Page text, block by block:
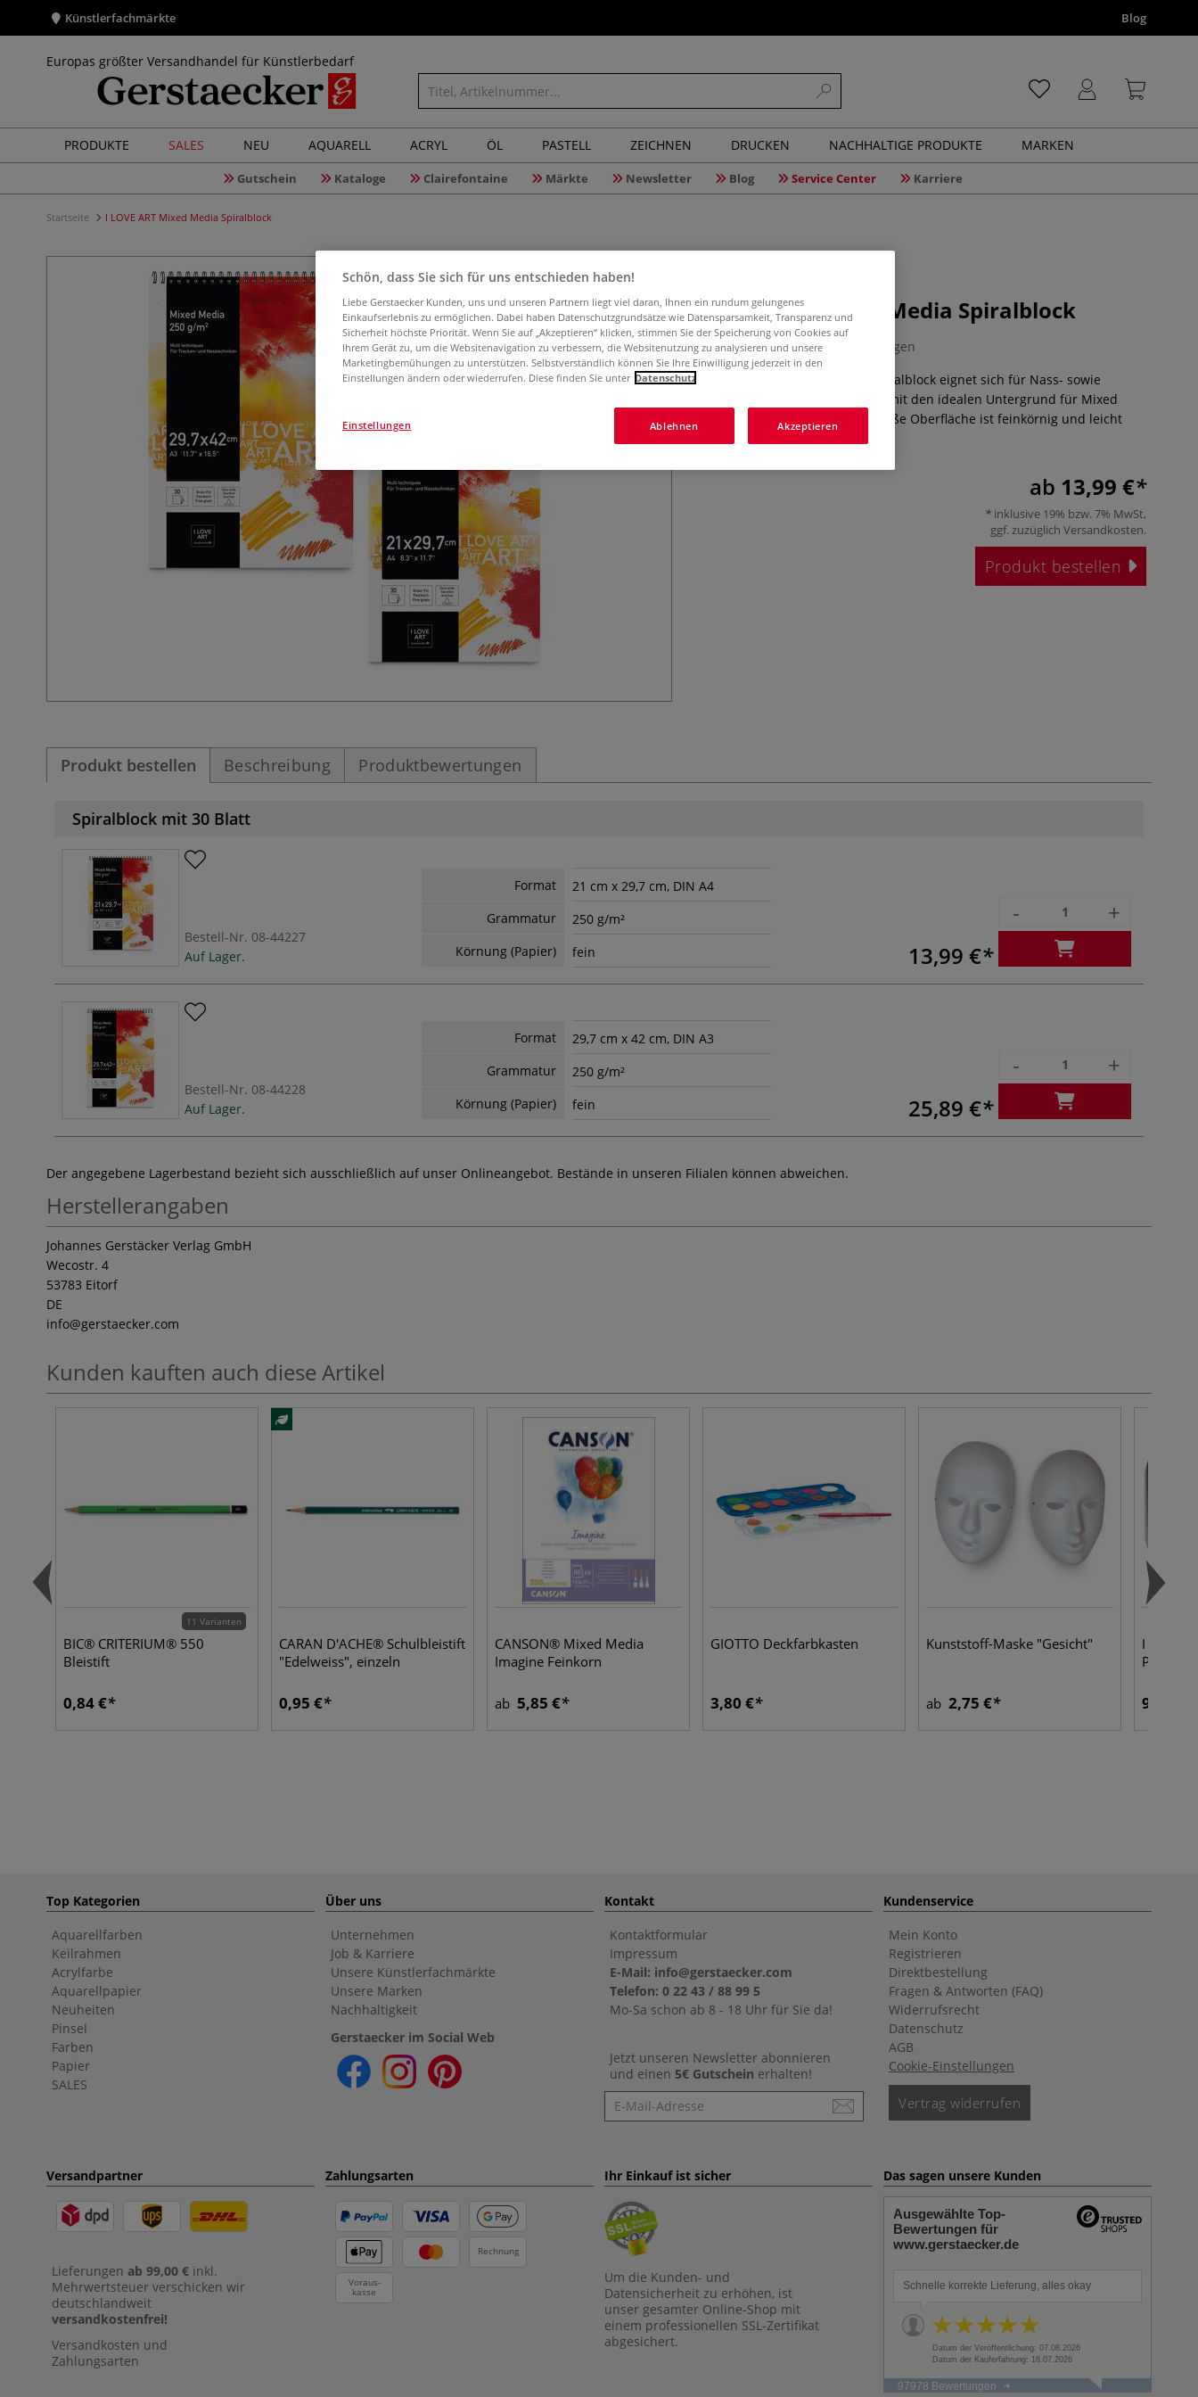
Künstlerfachmärkte Blog
Europas größter Versandhandel für Künstlerbedarf
PRODUKTE SALES NEU AQUARELL ACRYL ÖL PASTELL ZEICHNEN DRUCKEN NACHHALTIGE PRODUKTE MARKEN
Gutschein Kataloge Clairefontaine Märkte Newsletter Blog Service Center Karriere
Startseite I LOVE ART Mixed Media Spiralblock
I LOVE ART Mixed Media Spiralblock
3 Bewertungen
Der I LOVE ART Mixed Media Spiralblock eignet sich für Nass- sowie
Trockentechniken und liefert damit den idealen Untergrund für Mixed
Media Kunstwerke. Die naturweiße Oberfläche ist feinkörnig und leicht
strukturiert.
Mehr
ab 13,99 €
inklusive 19% bzw. 7% MwSt,
ggf. zuzüglich Versandkosten.
Produkt bestellen
Produkt bestellen Beschreibung Produktbewertungen
Spiralblock mit 30 Blatt
Bestell-Nr. 08-44227
Auf Lager.
Format
21 cm x 29,7 cm, DIN A4
Grammatur
250 g/m²
Körnung (Papier)
fein 13,99 €
- +
Bestell-Nr. 08-44228
Auf Lager.
Format
29,7 cm x 42 cm, DIN A3
Grammatur
250 g/m²
Körnung (Papier)
fein 25,89 €
- +
Der angegebene Lagerbestand bezieht sich ausschließlich auf unser Onlineangebot. Bestände in unseren Filialen können abweichen.
Herstellerangaben
Johannes Gerstäcker Verlag GmbH
Wecostr. 4
53783 Eitorf
DE
info@gerstaecker.com
Kunden kauften auch diese Artikel
11 Varianten
BIC® CRITERIUM® 550
Bleistift
0,84 €
CARAN D'ACHE® Schulbleistift
"Edelweiss", einzeln
0,95 €
CANSON® Mixed Media
Imagine Feinkorn
ab 5,85 €
GIOTTO Deckfarbkasten
3,80 €
Kunststoff-Maske "Gesicht"
ab 2,75 €
I LOVE
Pocket
9,25 €
Top Kategorien
Aquarellfarben
Keilrahmen
Acrylfarbe
Aquarellpapier
Neuheiten
Pinsel
Farben
Papier
SALES
Über uns
Unternehmen
Job & Karriere
Unsere Künstlerfachmärkte
Unsere Marken
Nachhaltigkeit
Gerstaecker im Social Web
Kontakt
Kontaktformular
Impressum
E-Mail: info@gerstaecker.com
Telefon: 0 22 43 / 88 99 5
Mo-Sa schon ab 8 - 18 Uhr für Sie da!
Jetzt unseren Newsletter abonnieren
und einen 5€ Gutschein erhalten!
Newsletter
Kundenservice
Mein Konto
Registrieren
Direktbestellung
Fragen & Antworten (FAQ)
Widerrufsrecht
Datenschutz
AGB
Cookie-Einstellungen
Vertrag widerrufen
Versandpartner
Lieferungen ab 99,00 € inkl.
Mehrwertsteuer verschicken wir
deutschlandweit
versandkostenfrei!
Versandkosten und
Zahlungsarten
Zahlungsarten
Rechnung
Voraus-
kasse
Ihr Einkauf ist sicher
Um die Kunden- und
Datensicherheit zu erhöhen, ist
unser gesamter Online-Shop mit
einem professionellen SSL-Zertifikat
abgesichert.
Das sagen unsere Kunden
Ausgewählte Top-
Bewertungen für
www.gerstaecker.de
Schnelle korrekte Lieferung, alles okay
Datum der Veröffentlichung: 07.08.2026
Datum der Kauferfahrung: 18.07.2026
97978 Bewertungen
Schön, dass Sie sich für uns entschieden haben!
Liebe Gerstaecker Kunden, uns und unseren Partnern liegt viel daran, Ihnen ein rundum gelungenes
Einkaufserlebnis zu ermöglichen. Dabei haben Datenschutzgrundsätze wie Datensparsamkeit, Transparenz und
Sicherheit höchste Priorität. Wenn Sie auf „Akzeptieren“ klicken, stimmen Sie der Speicherung von Cookies auf
Ihrem Gerät zu, um die Websitenavigation zu verbessern, die Websitenutzung zu analysieren und unsere
Marketingbemühungen zu unterstützen. Selbstverständlich können Sie Ihre Einwilligung jederzeit in den
Einstellungen ändern oder wiederrufen. Diese finden Sie unter Datenschutz
Ablehnen Akzeptieren
Einstellungen